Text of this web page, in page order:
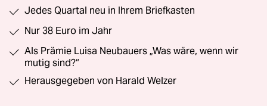
Jedes Quartal neu in Ihrem Briefkasten
Nur 38 Euro im Jahr
Als Prämie Luisa Neubauers „Was wäre, wenn wir
mutig sind?“
Herausgegeben von Harald Welzer